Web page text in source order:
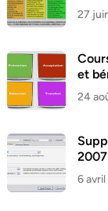
27
et
24
6